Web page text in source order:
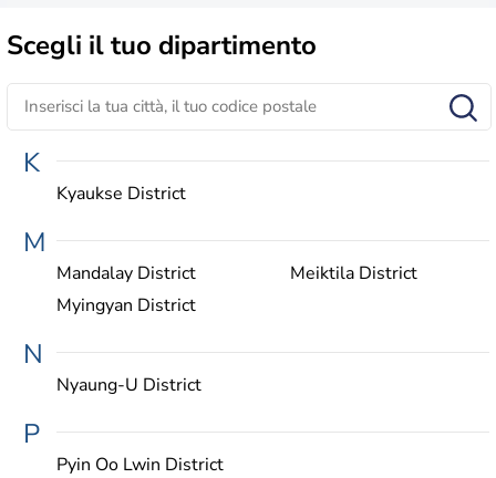
Scegli iltuo dipartimento
K
Kyaukse District
M
Mandalay District
Meiktila District
Myingyan District
N
Nyaung-U District
P
Pyin Oo Lwin District